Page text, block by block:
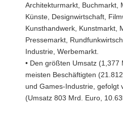
Architekturmarkt, Buchmarkt,
Künste, Designwirtschaft,
Kunsthandwerk, Kunstmarkt,
Pressemarkt,
Industrie, Werbemarkt.
• Den größten Umsatz (1,377
meisten Beschäftigten
und Games-Industrie, gefolgt
(Umsatz 803 Mrd. Euro,